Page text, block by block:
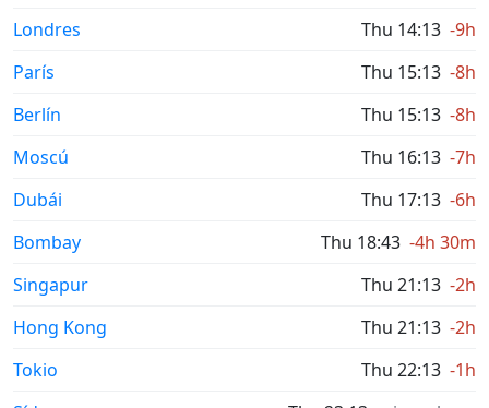
Londres
Thu 14:13 -9h
París
Thu 15:13 -8h
Berlín
Thu 15:13 -8h
Moscú
Thu 16:13 -7h
Dubái
Thu 17:13 -6h
Bombay
Thu 18:43 -4h 30m
Singapur
Thu 21:13 -2h
Hong Kong
Thu 21:13 -2h
Tokio
Thu 22:13 -1h